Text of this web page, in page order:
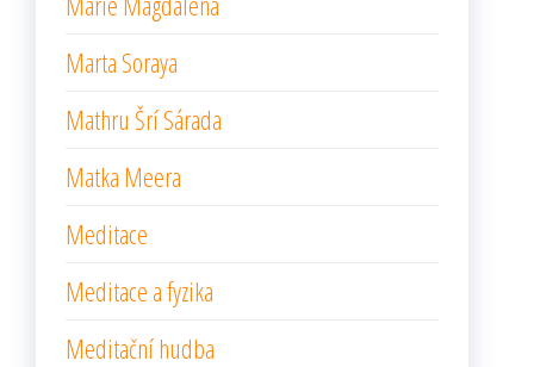
Marta Soraya
Mathru Šrí Sárada
Matka Meera
Meditace
Meditace a fyzika
Meditační hudba